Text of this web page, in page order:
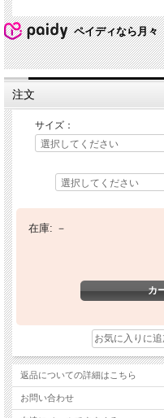
ペイディなら月々
注文
サイズ：
在庫: －
返品についての詳細はこちら
お問い合わせ